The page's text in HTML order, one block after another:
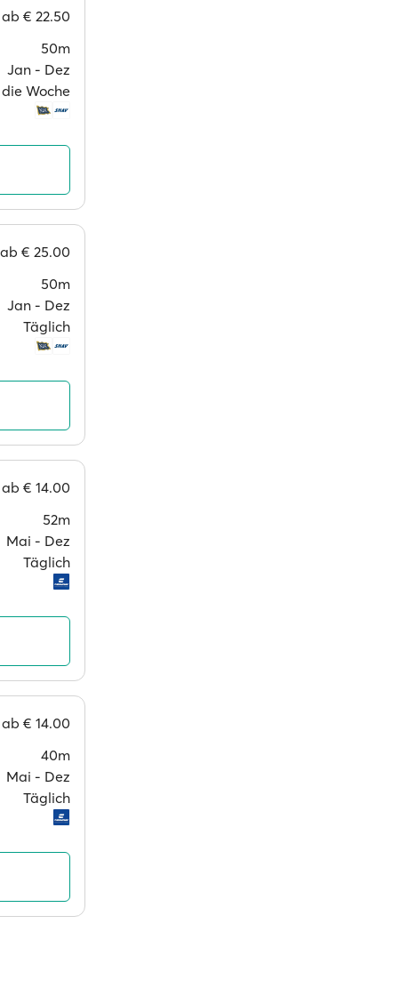
ab € 22.50
50m
Jan ‐ Dez
die Woche
ab € 25.00
50m
Jan ‐ Dez
Täglich
ab € 14.00
52m
Mai ‐ Dez
Täglich
ab € 14.00
40m
Mai ‐ Dez
Täglich